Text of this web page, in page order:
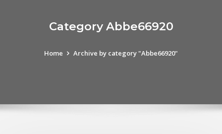
Category Abbe66920
Home Archive by category "Abbe66920"